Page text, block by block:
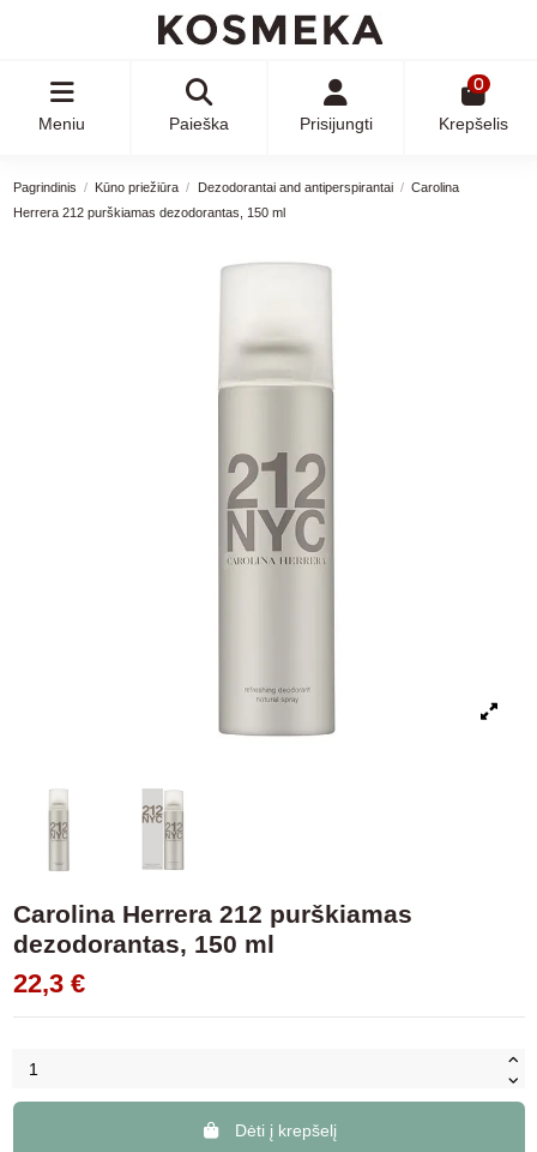
Meniu Paieška Prisijungti
0
Krepšelis
Pagrindinis Kūno priežiūra Dezodorantai and antiperspirantai
Carolina
Herrera 212 purškiamas dezodorantas, 150 ml
Carolina Herrera 212 purškiamas
dezodorantas, 150 ml
22,3 €
Dėti į krepšelį